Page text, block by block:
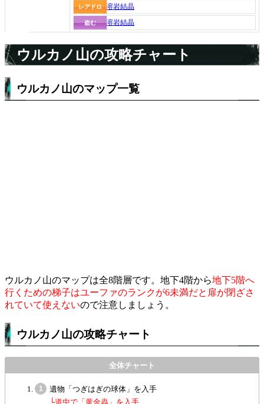
レアドロ 溶岩結晶
盗む 溶岩結晶
ウルカノ山の攻略チャート
ウルカノ山のマップ一覧
ウルカノ山のマップは全8階層です。地下4階から地下5階へ
行くための梯子はユーファのランクが6未満だと扉が閉ざさ
れていて使えないので注意しましょう。
ウルカノ山の攻略チャート
遺物「つぎはぎの球体」を入手
└道中で「黄金蟲」を入手